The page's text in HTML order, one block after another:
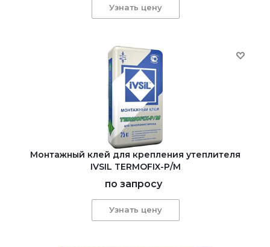
Узнать цену
Монтажный клей для крепления утеплителя
IVSIL TERMOFIX-Р/М
по запросу
Узнать цену